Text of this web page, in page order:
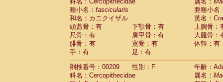
種小名： fascicularis
亜種小名
和名：カニクイザル
英名：
頭蓋骨：有
下顎骨：有
上腕骨：
尺骨：有
肩甲骨：有
大腿骨：
腓骨：有
寛骨：有
体幹：有
手：有
足：有
剖検番号：00209
性別：F
年齢：
科名：Cercopithecidae
属名：